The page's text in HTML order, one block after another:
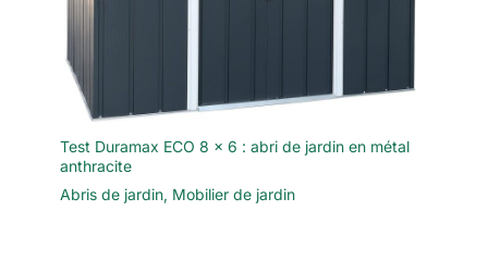
Test Duramax ECO 8 x 6 : abri de jardin en métal
anthracite
Abris de jardin, Mobilier de jardin